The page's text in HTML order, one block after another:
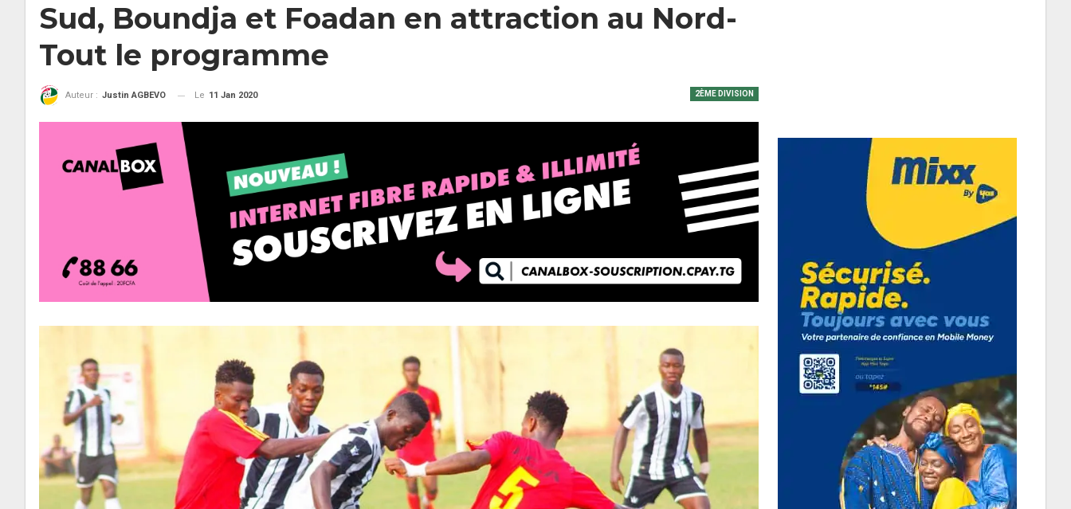
Sud, Boundja et Foadan en attraction au Nord-
Tout le programme
2ÈME DIVISION
Auteur : Justin AGBEVO Le 11 Jan 2020